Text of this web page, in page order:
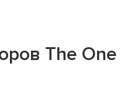
The One